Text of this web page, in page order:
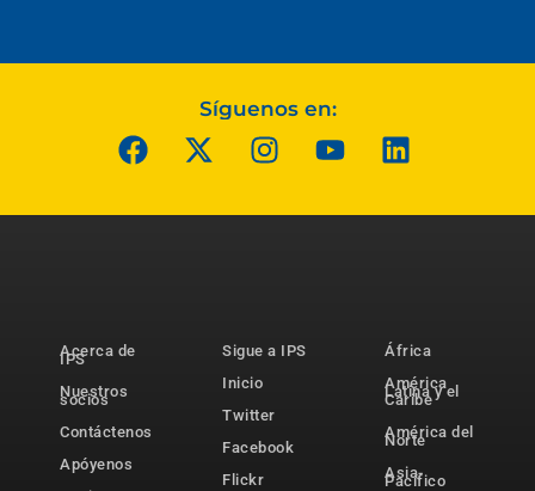
Síguenos en:
Acerca de
IPS
Nuestros
socios
Contáctenos
Apóyenos
Sigue a IPS
Inicio
Twitter
Facebook
Flickr
África
América
Latina y el
Caribe
América del
Norte
Asia-
Pacífico